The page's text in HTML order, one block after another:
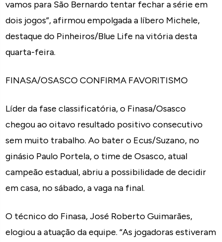
vamos para São Bernardo tentar fechar a série em
dois jogos”, afirmou empolgada a líbero Michele,
destaque do Pinheiros/Blue Life na vitória desta
quarta-feira.
FINASA/OSASCO CONFIRMA FAVORITISMO
Líder da fase classificatória, o Finasa/Osasco
chegou ao oitavo resultado positivo consecutivo
sem muito trabalho. Ao bater o Ecus/Suzano, no
ginásio Paulo Portela, o time de Osasco, atual
campeão estadual, abriu a possibilidade de decidir
em casa, no sábado, a vaga na final.
O técnico do Finasa, José Roberto Guimarães,
elogiou a atuação da equipe. “As jogadoras estiveram